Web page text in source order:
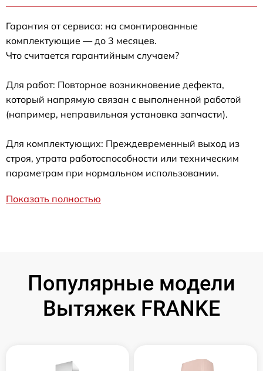
Гарантия от сервиса: на смонтированные
комплектующие — до 3 месяцев.
Что считается гарантийным случаем?
Для работ: Повторное возникновение дефекта,
который напрямую связан с выполненной работой
(например, неправильная установка запчасти).
Для комплектующих: Преждевременный выход из
строя, утрата работоспособности или техническим
параметрам при нормальном использовании.
Показать полностью
Популярные модели
Вытяжек FRANKE